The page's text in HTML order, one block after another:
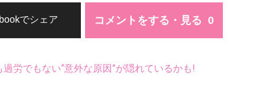
コメントをする・見る
でシェア
労でもない“意外な原因”が隠れているかも!